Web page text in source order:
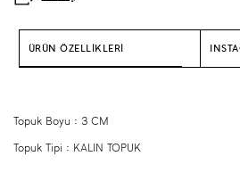
ÜRÜN ÖZELLİKLERİ
Topuk Boyu : 3 CM
Topuk Tipi : KALIN TOPUK